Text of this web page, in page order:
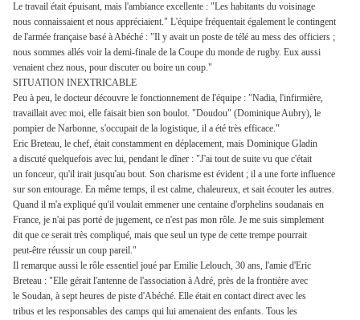
Le travail était épuisant, mais l'ambiance excellente : "Les habitants du voisinage
nous connaissaient et nous appréciaient." L'équipe fréquentait également le contingent
de l'armée française basé à Abéché : "Il y avait un poste de télé au mess des officiers ;
nous sommes allés voir la demi-finale de la Coupe du monde de rugby. Eux aussi
venaient chez nous, pour discuter ou boire un coup."
SITUATION INEXTRICABLE
Peu à peu, le docteur découvre le fonctionnement de l'équipe : "Nadia, l'infirmière,
travaillait avec moi, elle faisait bien son boulot. "Doudou" (Dominique Aubry), le
pompier de Narbonne, s'occupait de la logistique, il a été très efficace."
Eric Breteau, le chef, était constamment en déplacement, mais Dominique Gladin
a discuté quelquefois avec lui, pendant le dîner : "J'ai tout de suite vu que c'était
un fonceur, qu'il irait jusqu'au bout. Son charisme est évident ; il a une forte influence
sur son entourage. En même temps, il est calme, chaleureux, et sait écouter les autres.
Quand il m'a expliqué qu'il voulait emmener une centaine d'orphelins soudanais en
France, je n'ai pas porté de jugement, ce n'est pas mon rôle. Je me suis simplement
dit que ce serait très compliqué, mais que seul un type de cette trempe pourrait
peut-être réussir un coup pareil."
Il remarque aussi le rôle essentiel joué par Emilie Lelouch, 30 ans, l'amie d'Eric
Breteau : "Elle gérait l'antenne de l'association à Adré, près de la frontière avec
le Soudan, à sept heures de piste d'Abéché. Elle était en contact direct avec les
tribus et les responsables des camps qui lui amenaient des enfants. Tous les